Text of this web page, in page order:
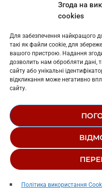
Згода на
cookies
Для забезпечення найкращого
такі як файли cookie, для
вашого пристрою. Надання
дозволить нам обробляти дані,
сайту або унікальні
відкликання може негативно
сайту.
Політика використання
play_arrow
: L11-01410
: L11-01801
Косів: L11-01805
Гарасимів: L11-02274
© 1995-2026 РК
РЕДАКЦІЙНИЙ СТАТУТ
СТРУКТУРА ВЛАСНОСТІ